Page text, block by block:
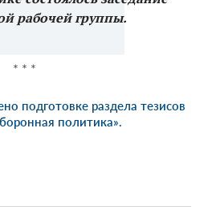
рабочей группы.
* * *
подготовке раздела тезисов
политика».